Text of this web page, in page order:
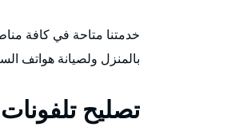
خدمتنا متاحة في كافة
بالمنزل ولصيانة هواتف
تصليح